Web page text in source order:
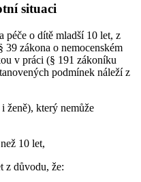
situaci
péče o dítě mladší 10 let, z
zákona o nemocenském
v práci (§ 191 zákoníku
podmínek náleží z
ženě), který nemůže
10 let,
z důvodu, že: